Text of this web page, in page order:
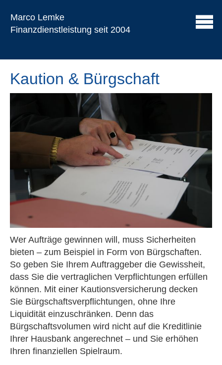
Marco Lemke
Finanzdienstleistung seit 2004
Kaution & Bürgschaft
Wer Aufträge gewinnen will, muss Sicherheiten
bieten – zum Beispiel in Form von Bürgschaften.
So geben Sie Ihrem Auftraggeber die Gewissheit,
dass Sie die vertraglichen Verpflichtungen erfüllen
können. Mit einer Kautionsversicherung decken
Sie Bürgschaftsverpflichtungen, ohne Ihre
Liquidität einzuschränken. Denn das
Bürgschaftsvolumen wird nicht auf die Kreditlinie
Ihrer Hausbank angerechnet – und Sie erhöhen
Ihren finanziellen Spielraum.